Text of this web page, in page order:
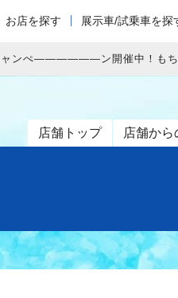
お店を探す 展示車/試乗車を探
ャンぺ――――――ン開催中！もち
店舗トップ 店舗から